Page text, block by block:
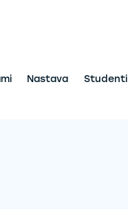
Nastava Studenti